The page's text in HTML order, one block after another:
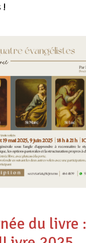
!
du livre :